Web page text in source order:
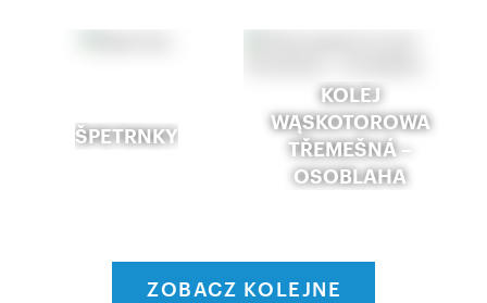
ŠPETRNKY
KOLEJ
WĄSKOTOROWA
TŘEMEŠNÁ –
OSOBLAHA
ZOBACZ KOLEJNE